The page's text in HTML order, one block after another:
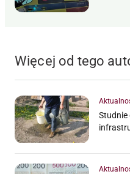
Więcej od tego
Studnie